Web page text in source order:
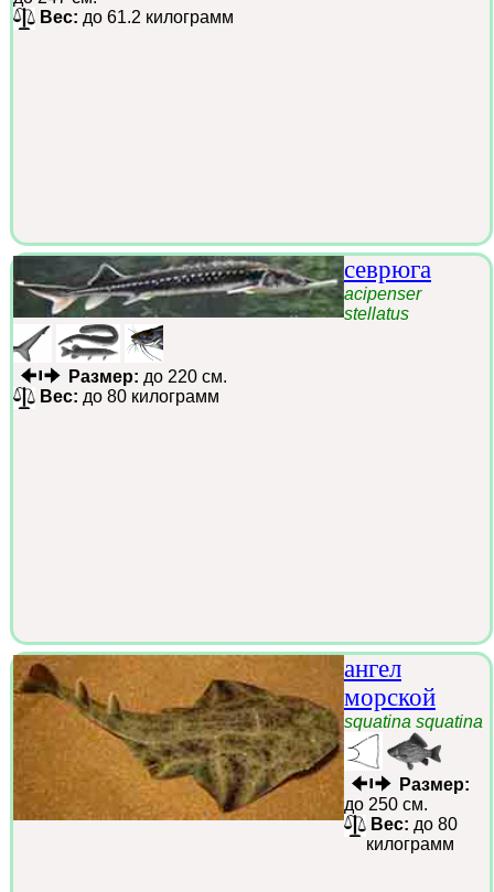
Вес: до 61.2 килограмм
севрюга
acipenser
stellatus
Размер: до 220 см.
Вес: до 80 килограмм
ангел
морской
squatina squatina
Размер:
до 250 см.
Вес: до 80
килограмм